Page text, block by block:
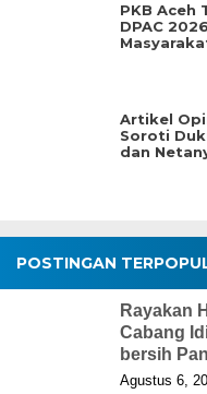
PKB Aceh
DPAC
Artikel
Soroti
dan
POSTINGAN
Rayakan
Cabang
bersih
Agustus 6,